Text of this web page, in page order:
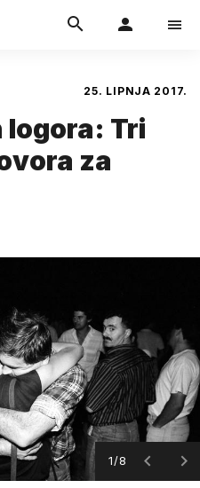
25. LIPNJA 2017.
logora: Tri
za
1/8